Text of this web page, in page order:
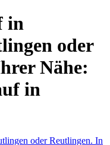
in
oder
Nähe:
in
oder Reutlingen. In